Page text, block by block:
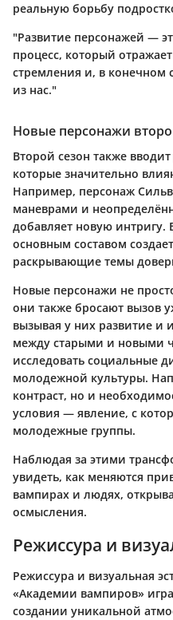
реальную борьбу
"Развитие персонажей —
процесс, который
стремления и, в конечном
из нас."
Новые персонажи
Второй сезон также
которые значительно
Например, персонаж
маневрами и
добавляет новую интригу.
основным составом
раскрывающие темы
Новые персонажи не
они также бросают вызов
вызывая у них развитие и
между старыми и новыми
исследовать социальные
молодежной культуры.
контраст, но и
условия — явление, с
молодежные группы.
Наблюдая за этими
увидеть, как меняются
вампирах и людях,
осмысления.
Режиссура и
Режиссура и визуальная
«Академии вампиров»
создании уникальной